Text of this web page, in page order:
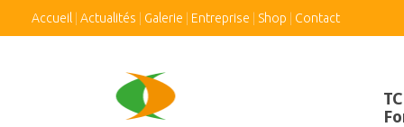
Accueil Actualités Galerie Entreprise Shop Contact